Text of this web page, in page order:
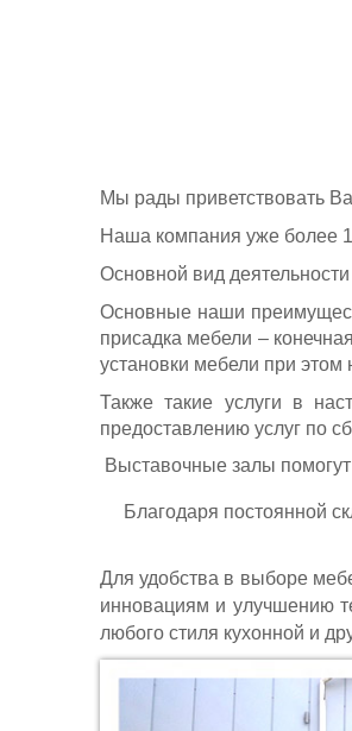
Мы рады приветствовать
Наша компания уже более
Основной вид
Основные наши
присадка мебели –
установки мебели при этом
Также такие услуги в
предоставлению услуг по
Выставочные залы
Благодаря постоянной
Для удобства в выборе
инновациям и улучшению
любого стиля кухонной и